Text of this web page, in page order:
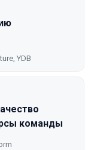
YDB
команды